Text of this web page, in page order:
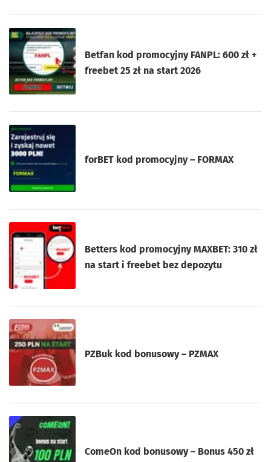
Betfan kod promocyjny FANPL: 600 zł +
freebet 25 zł na start 2026
forBET kod promocyjny – FORMAX
Betters kod promocyjny MAXBET: 310 zł
na start i freebet bez depozytu
PZBuk kod bonusowy – PZMAX
ComeOn kod bonusowy – Bonus 450 zł